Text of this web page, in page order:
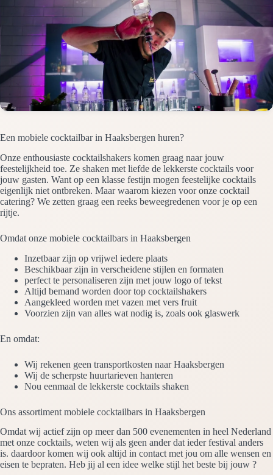
Een mobiele cocktailbar in Haaksbergen huren?
Onze enthousiaste cocktailshakers komen graag naar jouw
feestelijkheid toe. Ze shaken met liefde de lekkerste cocktails voor
jouw gasten. Want op een klasse festijn mogen feestelijke cocktails
eigenlijk niet ontbreken. Maar waarom kiezen voor onze cocktail
catering? We zetten graag een reeks beweegredenen voor je op een
rijtje.
Omdat onze mobiele cocktailbars in Haaksbergen
Inzetbaar zijn op vrijwel iedere plaats
Beschikbaar zijn in verscheidene stijlen en formaten
perfect te personaliseren zijn met jouw logo of tekst
Altijd bemand worden door top cocktailshakers
Aangekleed worden met vazen met vers fruit
Voorzien zijn van alles wat nodig is, zoals ook glaswerk
En omdat:
Wij rekenen geen transportkosten naar Haaksbergen
Wij de scherpste huurtarieven hanteren
Nou eenmaal de lekkerste cocktails shaken
Ons assortiment mobiele cocktailbars in Haaksbergen
Omdat wij actief zijn op meer dan 500 evenementen in heel Nederland
met onze cocktails, weten wij als geen ander dat ieder festival anders
is. daardoor komen wij ook altijd in contact met jou om alle wensen en
eisen te bepraten. Heb jij al een idee welke stijl het beste bij jouw ?